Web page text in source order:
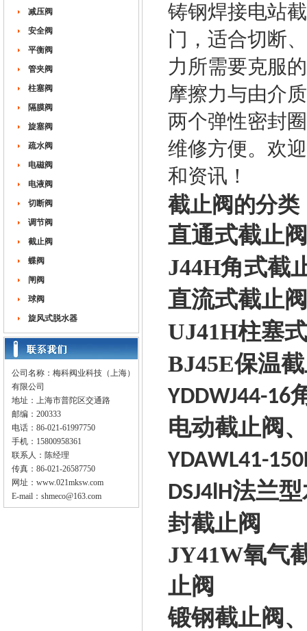
减压阀
安全阀
平衡阀
管夹阀
柱塞阀
隔膜阀
旋塞阀
疏水阀
电磁阀
电液阀
切断阀
调节阀
截止阀
蝶阀
闸阀
球阀
旋风式脱水器
公司名称：梅科阀业科技（上海）
有限公司
地址：上海市普陀区交通路
邮编：200333
电话：86-021-61997750
手机：15800958361
联系人：陈经理
传真：86-021-26587750
网址： www.021mksw.com
E-mail： shmeco@163.com
铸钢焊接电站
门，适合切断
力所需要克服
摩擦力与由介
两个弹性密封
维修方便。欢
和资讯！
截止阀的分类
直通式截止阀
J44H角式截
直流式截止阀
UJ41H柱塞
BJ45E保温
YDDWJ44-16
电动截止阀
YDAWL41-
DSJ4lH法兰
封截止阀
JY41W氧气
止阀
锻钢截止阀